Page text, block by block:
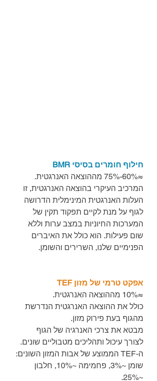
חילוף חומרים בסיסי BMR
≈60%-75% מההוצאה האנרגטית.
המרכיב העיקרי בהוצאה האנרגטית, זו
העלות האנרגטית המינימלית הדרושה
לגוף על מנת לקיים תפקוד תקין של
המערכות החיוניות במצב ערות וללא
שום פעילות. הוא כולל את האיברים
הפנימיים שלנו, השרירים והשומן.
אפקט טרמי של מזון TEF
≈10% מההוצאה האנרגטית.
כולל את ההוצאה האנרגטית הנדרשת
מהגוף בעת פירוק מזון.
מבטא את צרכי האנרגיה של הגוף
לצורך עיכול ותהליכים מטבוליים שונים.
ה-TEF הממוצ﻿ע של אבות המזון השונים:
שומן ~3%, פחמימה ~10%, חלבון
~25%.